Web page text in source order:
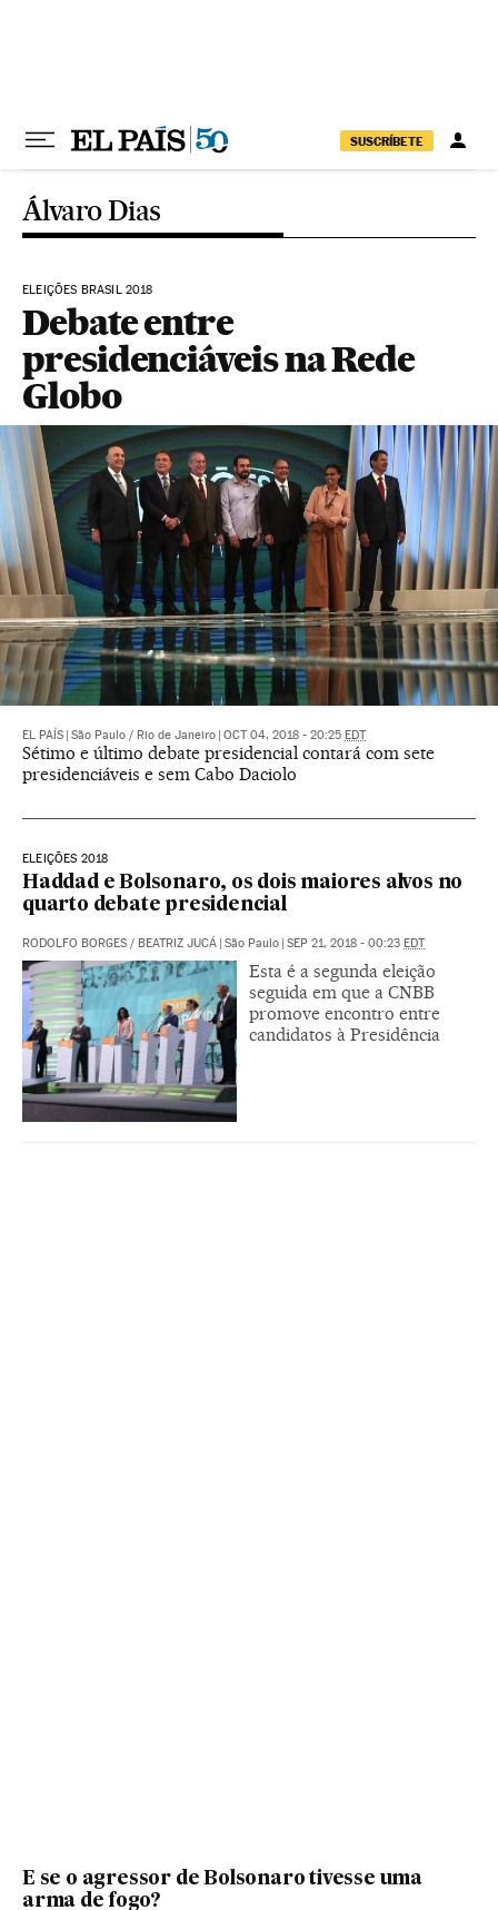
SUSCRÍBETE
Álvaro Dias
ELEIÇÕES BRASIL 2018
Debate entre
presidenciáveis na Rede
Globo
EL PAÍS São Paulo / Rio de Janeiro OCT 04, 2018 - 20:25 EDT
Sétimo e último debate presidencial contará com sete
presidenciáveis e sem Cabo Daciolo
ELEIÇÕES 2018
Haddad e Bolsonaro, os dois maiores alvos no
quarto debate presidencial
RODOLFO BORGES / BEATRIZ JUCÁ São Paulo SEP 21, 2018 - 00:23 EDT
Esta é a segunda eleição
seguida em que a CNBB
promove encontro entre
candidatos à Presidência
E se o agressor de Bolsonaro tivesse uma
arma de fogo?